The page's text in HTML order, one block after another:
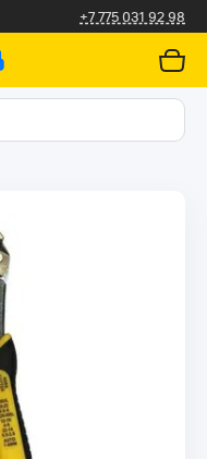
+7 775 031 92 98